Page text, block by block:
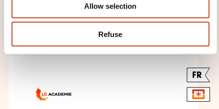
Allow selection
Refuse
THESE COURSES MIGHT
FR